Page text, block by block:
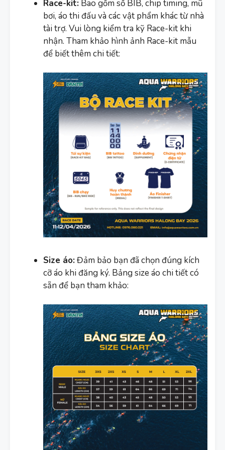
Race-kit: Bao gồm số BIB, chip timing, mũ
bơi, áo thi đấu và các vật phẩm khác từ nhà
tài trợ. Vui lòng kiểm tra kỹ Race-kit khi
nhận. Tham khảo hình ảnh Race-kit mẫu
để biết thêm chi tiết:
Size áo:Đảm bảo bạn đã chọn đúng kích
cỡ áo khi đăng ký. Bảng size áo chi tiết có
sẵn để bạn tham khảo: